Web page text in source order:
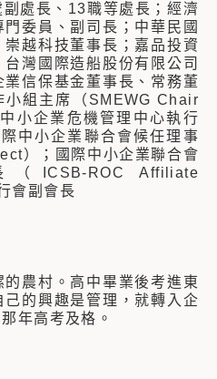
處長、13職等處長；經濟
委員、副司長；中華民國
越科技董事長；嘉品投資
灣國際造船股份有限公司
信保基金董事長、常務董
組主席（SMEWG Chair
小企業危機管理中心執行
中小企業聯合會候任理事
）；國際中小企業聯合會
ICSB-ROC Affiliate
會副會長
農村。高中畢業後考進東
的興趣是管理，就轉入企
年高考及格。